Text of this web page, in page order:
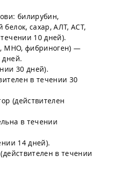
билирубин,
сахар, АЛТ, АСТ,
10 дней).
МНО, фибриноген) —
дней.
30 дней).
в течении 30
(действителен
в течении
14 дней).
в течении